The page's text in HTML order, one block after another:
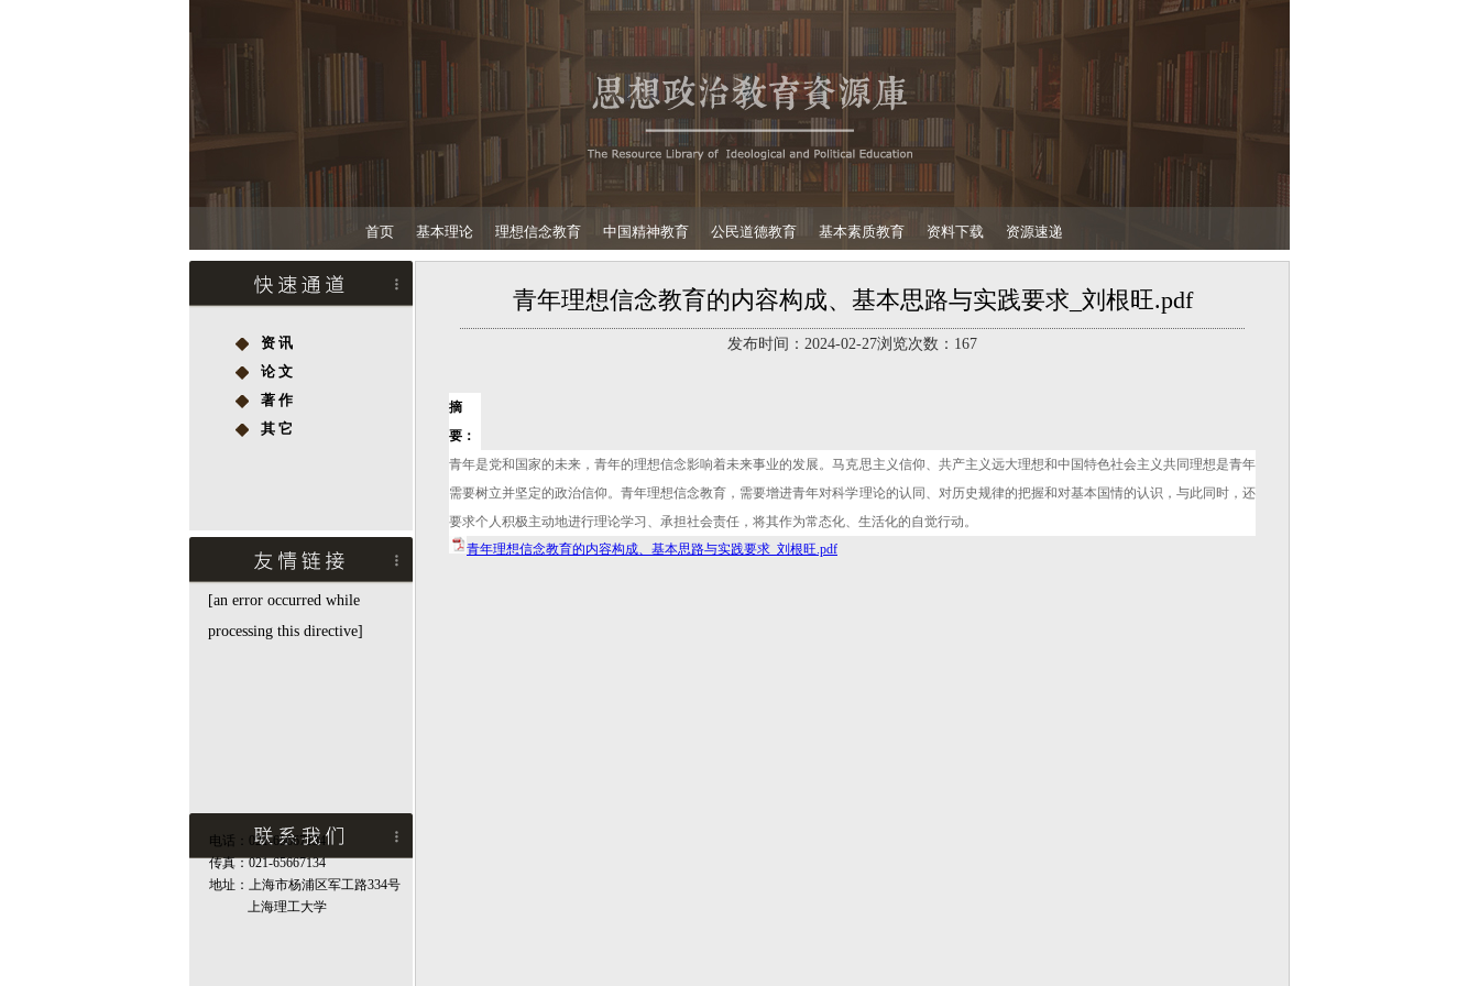
首页 基本理论 理想信念教育 中国精神教育 公民道德教育 基本素质教育 资料下载 资源速递
资 讯
论 文
著 作
其 它
[an error occurred while
processing this directive]
电话：021-65667134
传真：021-65667134
地址：上海市杨浦区军工路334号
上海理工大学
青年理想信念教育的内容构成、基本思路与实践要求_刘根旺.pdf​
发布时间： 2024-02-27浏览次数： 167
摘
要：
青年是党和国家的未来，青年的理想信念影响着未来事业的发展。马克思主义信仰、共产主义远大理想和中国特色社会主义共同理想是青年
需要树立并坚定的政治信仰。青年理想信念教育，需要增进青年对科学理论的认同、对历史规律的把握和对基本国情的认识，与此同时，还
要求个人积极主动地进行理论学习、承担社会责任，将其作为常态化、生活化的自觉行动。
青年理想信念教育的内容构成、基本思路与实践要求_刘根旺.pdf